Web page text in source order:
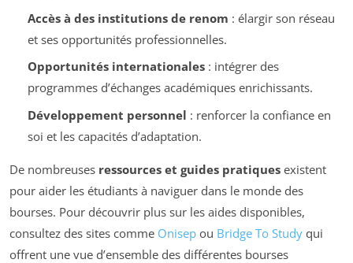
Accès à des institutions de renom : élargir son réseau
et ses opportunités professionnelles.
Opportunités internationales: intégrer des
programmes d’échanges académiques enrichissants.
Développement personnel : renforcer la confiance en
soi et les capacités d’adaptation.
De nombreuses ressources et guides pratiques existent
pour aider les étudiants à naviguer dans le monde des
bourses. Pour découvrir plus sur les aides disponibles,
consultez des sites comme Onisep ou Bridge To Study qui
offrent une vue d’ensemble des différentes bourses